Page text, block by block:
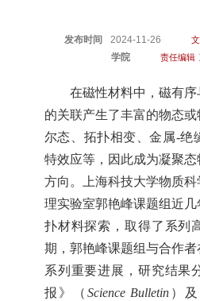
发布时间 2024-11-26
学院
责任编辑
在磁性材料中，磁有
的关联产生了丰富的物态
尔态、拓扑相变、金属-绝
特效应等，因此成为凝聚
方向。上海科技大学物质
理实验室郭艳峰课题组近几
扑材料探索 ，取得了系列
期，郭艳峰课题组与合作
系列重要进展，研究结果
报》（ Science Bulletin） 及